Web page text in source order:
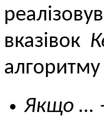
вказівок
Якщо …